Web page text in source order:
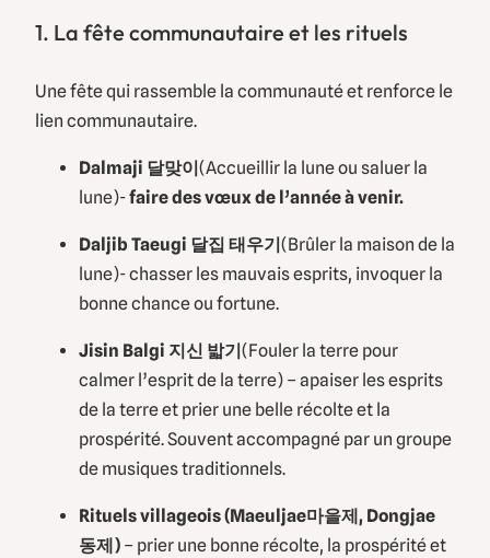
1. La fête communautaire et les rituels
Une fête qui rassemble la communauté et renforce le
lien communautaire.
Dalmaji 달맞이 (Accueillir la lune ou saluer la
lune)-faire des vœux de l’année à venir.
Daljib Taeugi 달집 태우기 (Brûler la maison de la
lune)- chasser les mauvais esprits, invoquer la
bonne chance ou fortune.
Jisin Balgi 지신 밟기 (Fouler la terre pour
calmer l’esprit de la terre) – apaiser les esprits
de la terre et prier une belle récolte et la
prospérité. Souvent accompagné par un groupe
de musiques traditionnels.
Rituels villageois (Maeuljae마을제 , Dongjae
동제) – prier une bonne récolte, la prospérité et